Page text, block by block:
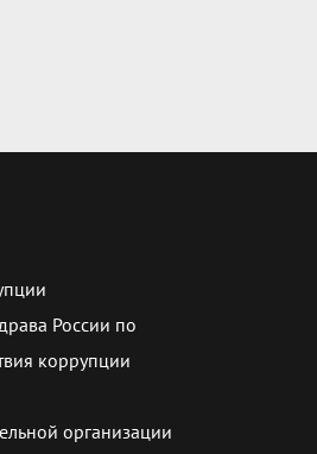
России по
коррупции
организации